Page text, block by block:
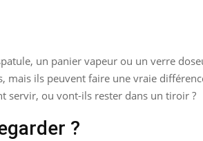
un panier vapeur ou un verre
mais ils peuvent faire une vraie
servir, ou vont-ils rester dans un tiroir ?
?